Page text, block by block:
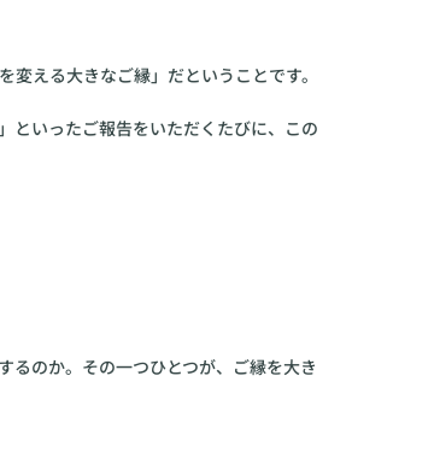
える大きなご縁」だということです。
といったご報告をいただくたびに、この
るのか。その一つひとつが、ご縁を大き